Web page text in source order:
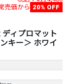
売価から 20% OFF
ィプロマット
キー＞ ホワイ